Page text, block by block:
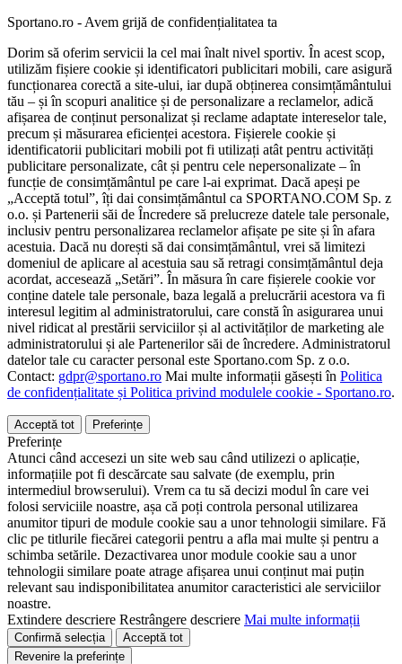
Sportano.ro - Avem grijă de confidențialitatea ta
Dorim să oferim servicii la cel mai înalt nivel sportiv. În acest scop,
utilizăm fișiere cookie și identificatori publicitari mobili, care asigură
funcționarea corectă a site-ului, iar după obținerea consimțământului
tău – și în scopuri analitice și de personalizare a reclamelor, adică
afișarea de conținut personalizat și reclame adaptate intereselor tale,
precum și măsurarea eficienței acestora. Fișierele cookie și
identificatorii publicitari mobili pot fi utilizați atât pentru activități
publicitare personalizate, cât și pentru cele nepersonalizate – în
funcție de consimțământul pe care l-ai exprimat. Dacă apeși pe
„Acceptă totul”, îți dai consimțământul ca SPORTANO.COM Sp. z
o.o. și Partenerii săi de Încredere să prelucreze datele tale personale,
inclusiv pentru personalizarea reclamelor afișate pe site și în afara
acestuia. Dacă nu dorești să dai consimțământul, vrei să limitezi
domeniul de aplicare al acestuia sau să retragi consimțământul deja
acordat, accesează „Setări”. În măsura în care fișierele cookie vor
conține datele tale personale, baza legală a prelucrării acestora va fi
interesul legitim al administratorului, care constă în asigurarea unui
nivel ridicat al prestării serviciilor și al activităților de marketing ale
administratorului și ale Partenerilor săi de încredere. Administratorul
datelor tale cu caracter personal este Sportano.com Sp. z o.o.
Contact: gdpr@sportano.ro Mai multe informații găsești în Politica
de confidențialitate și Politica privind modulele cookie - Sportano.ro.
Acceptă tot Preferințe
Preferințe
Atunci când accesezi un site web sau când utilizezi o aplicație,
informațiile pot fi descărcate sau salvate (de exemplu, prin
intermediul browserului). Vrem ca tu să decizi modul în care vei
folosi serviciile noastre, așa că poți controla personal utilizarea
anumitor tipuri de module cookie sau a unor tehnologii similare. Fă
clic pe titlurile fiecărei categorii pentru a afla mai multe și pentru a
schimba setările. Dezactivarea unor module cookie sau a unor
tehnologii similare poate atrage afișarea unui conținut mai puțin
relevant sau indisponibilitatea anumitor caracteristici ale serviciilor
noastre.
Extindere descriere Restrângere descriere Mai multe informații
Confirmă selecția
Acceptă tot
Revenire la preferințe